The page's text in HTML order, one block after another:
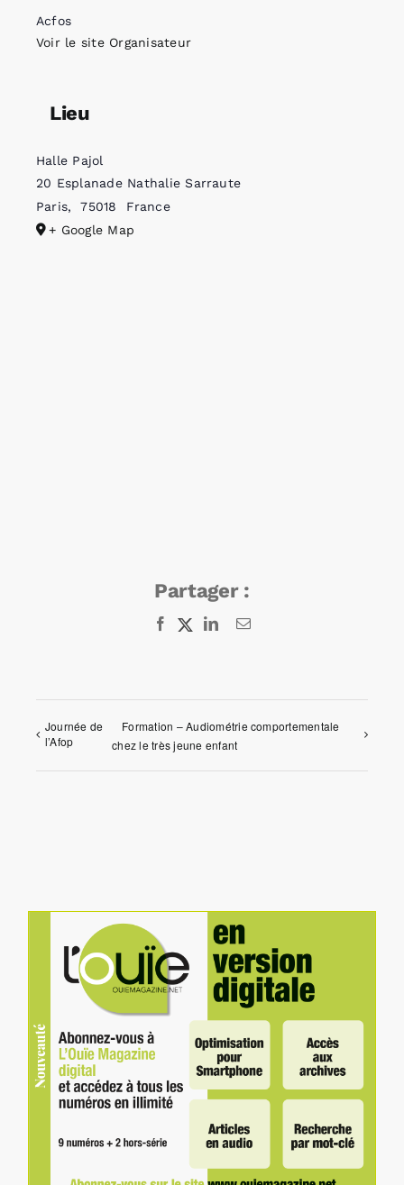
Acfos
Voir le site Organisateur
Lieu
Halle Pajol
20 Esplanade Nathalie Sarraute
Paris, 75018
France
+ Google Map
Partager :
Facebook
X LinkedInEmail
Journée de
l’Afop
Formation – Audiométrie comportementale
chez le très jeune enfant